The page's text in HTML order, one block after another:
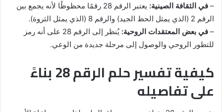
– في الثقافة الصينية:
يعتبر الرقم 28 رقمًا محظوظًا لأنه يجمع بين
الرقم 2 (الذي يمثل الحظ الجيد) والرقم 8 (الذي يمثل الثروة).
– في بعض المعتقدات الروحية:
يُنظر إلى الرقم 28 على أنه رمز
للتطور الروحي والوصول إلى مرحلة جديدة من الوعي.
كيفية تفسير حلم الرقم 28 بناءً
على تفاصيله